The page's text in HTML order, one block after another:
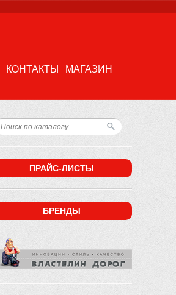
КОНТАКТЫ МАГАЗИН
ПРАЙС-ЛИСТЫ
БРЕНДЫ